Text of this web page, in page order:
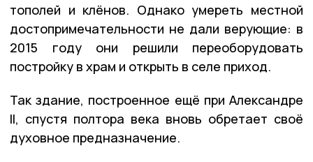
тополей и клёнов. Однако умереть местной
достопримечательности не дали верующие: в
2015 году они решили переоборудовать
постройку в храм и открыть в селе приход.
Так здание, построенное ещё при Александре
II, спустя полтора века вновь обретает своё
духовное предназначение.